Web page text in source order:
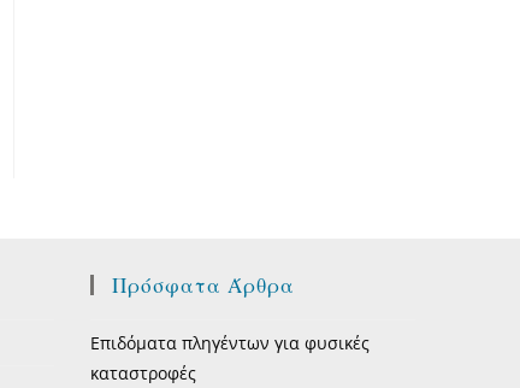
Πρόσφατα Άρθρα
Επιδόματα πληγέντων για φυσικές
καταστροφές